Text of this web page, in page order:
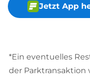
Jetzt App
*Ein eventuelles
der Parktransaktion